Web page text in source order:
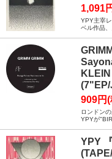
1,091
YPY主宰
ベル作品、
(7"EP/
909円
ロンドン
YPYが
YPY